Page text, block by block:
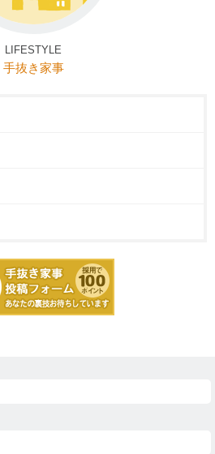
LIFESTYLE
手抜き家事